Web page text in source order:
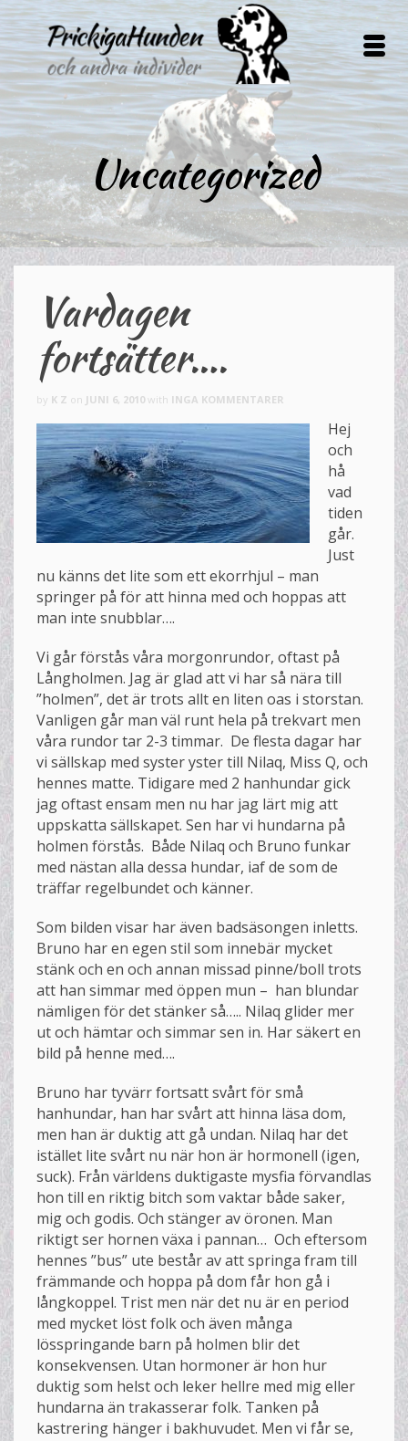
Uncategorized
Vardagen
fortsätter….
by K Z on JUNI 6, 2010 with INGA KOMMENTARER
Hej
och
hå
vad
tiden
går.
Just
nu känns det lite som ett ekorrhjul – man
springer på för att hinna med och hoppas att
man inte snubblar….
Vi går förstås våra morgonrundor, oftast på
Långholmen. Jag är glad att vi har så nära till
”holmen”, det är trots allt en liten oas i storstan.
Vanligen går man väl runt hela på trekvart men
våra rundor tar 2-3 timmar. De flesta dagar har
vi sällskap med syster yster till Nilaq, Miss Q, och
hennes matte. Tidigare med 2 hanhundar gick
jag oftast ensam men nu har jag lärt mig att
uppskatta sällskapet. Sen har vi hundarna på
holmen förstås. Både Nilaq och Bruno funkar
med nästan alla dessa hundar, iaf de som de
träffar regelbundet och känner.
Som bilden visar har även badsäsongen inletts.
Bruno har en egen stil som innebär mycket
stänk och en och annan missad pinne/boll trots
att han simmar med öppen mun – han blundar
nämligen för det stänker så….. Nilaq glider mer
ut och hämtar och simmar sen in. Har säkert en
bild på henne med….
Bruno har tyvärr fortsatt svårt för små
hanhundar, han har svårt att hinna läsa dom,
men han är duktig att gå undan. Nilaq har det
istället lite svårt nu när hon är hormonell (igen,
suck). Från världens duktigaste mysfia förvandlas
hon till en riktig bitch som vaktar både saker,
mig och godis. Och stänger av öronen. Man
riktigt ser hornen växa i pannan… Och eftersom
hennes ”bus” ute består av att springa fram till
främmande och hoppa på dom får hon gå i
långkoppel. Trist men när det nu är en period
med mycket löst folk och även många
lösspringande barn på holmen blir det
konsekvensen. Utan hormoner är hon hur
duktig som helst och leker hellre med mig eller
hundarna än trakasserar folk. Tanken på
kastrering hänger i bakhuvudet. Men vi får se,